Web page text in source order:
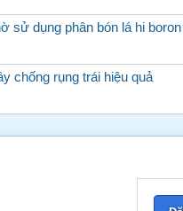
sử dụng phân bón lá hi
chống rụng trái hiệu quả